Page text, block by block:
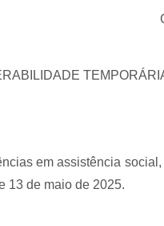
em assistência
13 de maio de 2025.